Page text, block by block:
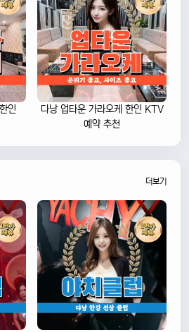
인
다낭 업타운 가라오케 한인 KTV
예약 추천
더보기